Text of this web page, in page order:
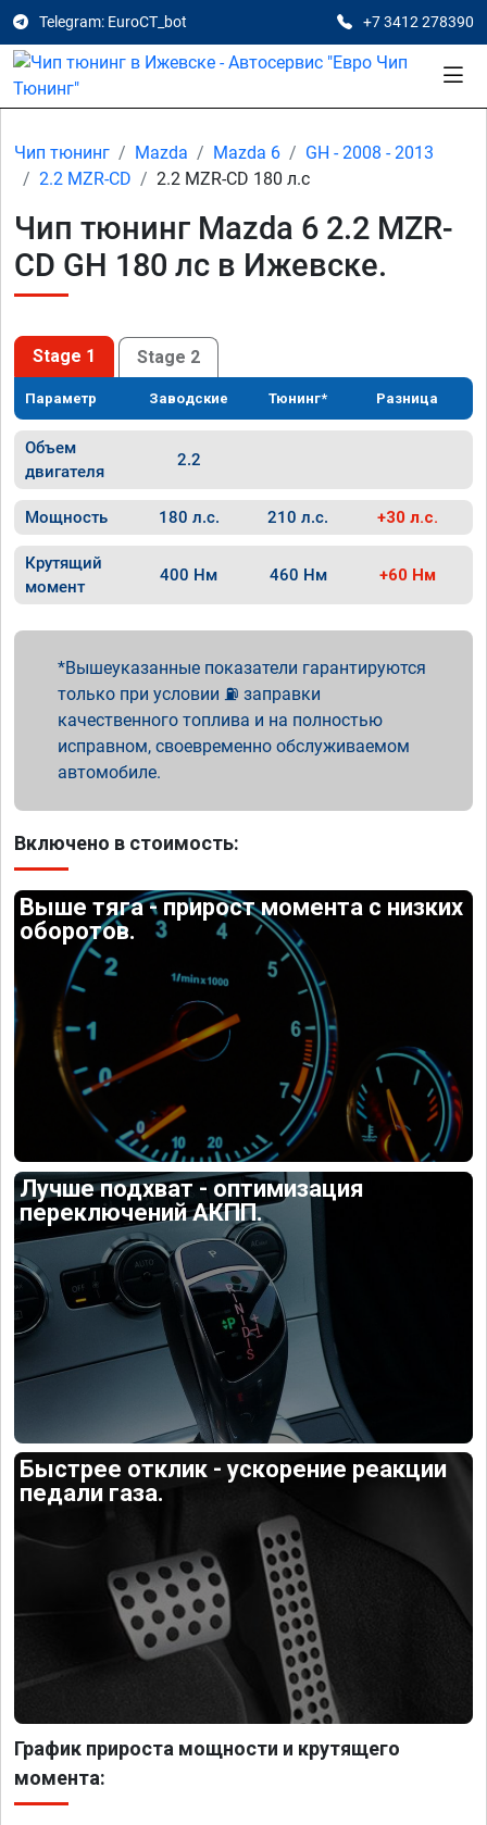
Telegram: EuroCT_bot +7 3412 278390
Чип тюнинг Mazda Mazda 6
GH - 2008 - 2013
2.2 MZR-CD
2.2 MZR-CD 180 л.с
Чип тюнинг Mazda 6 2.2 MZR-
CD GH 180 лс в Ижевске.
Stage 1 Stage 2
Параметр Заводские Тюнинг* Разница
Объем
двигателя
2.2
Мощность 180 л.с. 210 л.с. +30 л.с.
Крутящий
момент
400 Нм 460 Нм +60 Нм
Вышеуказанные показатели гарантируются
только при условии ⛽ заправки
качественного топлива и на полностью
исправном, своевременно обслуживаемом
автомобиле.
Включено в стоимость:
Выше тяга - прирост момента с низких
оборотов.
Лучше подхват - оптимизация
переключений АКПП.
Быстрее отклик - ускорение реакции
педали газа.
График прироста мощности и крутящего
момента: